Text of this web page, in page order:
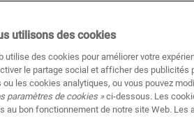
Pour décorer une
douillet pour votre
besoins concrets,
chambre de
utilisons des cookies
utilise des cookies pour améliorer votre
le partage social et afficher des publicités
ou les cookies analytiques, ou vous pouvez
paramètres de cookies »ci-dessous. Les
au bon fonctionnement de notre site Web.